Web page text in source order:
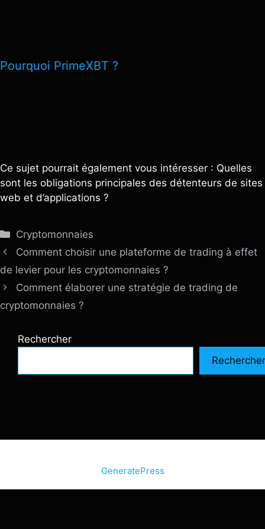
Pourquoi PrimeXBT ?
Ce sujet pourrait également vous intéresser : Quelles
sont les obligations principales des détenteurs de sites
web et d’applications ?
Catégories
Cryptomonnaies
Comment choisir une plateforme de trading à effet
de levier pour les cryptomonnaies ?
Comment élaborer une stratégie de trading de
cryptomonnaies ?
Rechercher
Rechercher
GeneratePress